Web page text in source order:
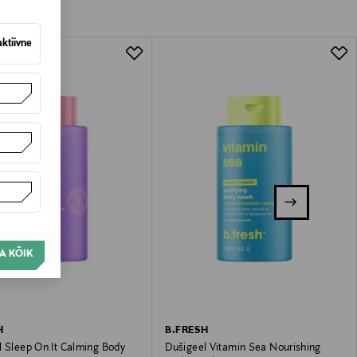
KÕIK
Sleep On It Calming Body
B.FRESH
Dušigeel Vitamin Sea Nourishing